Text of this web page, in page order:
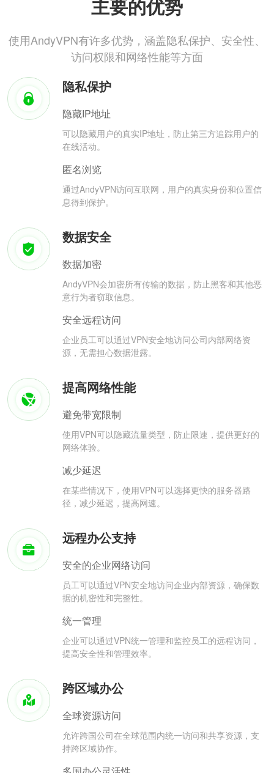
主要的优势
使用AndyVPN有许多优势，涵盖隐私保护、安全性、
访问权限和网络性能等方面
隐私保护
隐藏IP地址
可以隐藏用户的真实IP地址，防止第三方追踪用户的
在线活动。
匿名浏览
通过AndyVPN访问互联网，用户的真实身份和位置信
息得到保护。
数据安全
数据加密
AndyVPN会加密所有传输的数据，防止黑客和其他恶
意行为者窃取信息。
安全远程访问
企业员工可以通过VPN安全地访问公司内部网络资
源，无需担心数据泄露。
提高网络性能
避免带宽限制
使用VPN可以隐藏流量类型，防止限速，提供更好的
网络体验。
减少延迟
在某些情况下，使用VPN可以选择更快的服务器路
径，减少延迟，提高网速。
远程办公支持
安全的企业网络访问
员工可以通过VPN安全地访问企业内部资源，确保数
据的机密性和完整性。
统一管理
企业可以通过VPN统一管理和监控员工的远程访问，
提高安全性和管理效率。
跨区域办公
全球资源访问
允许跨国公司在全球范围内统一访问和共享资源，支
持跨区域协作。